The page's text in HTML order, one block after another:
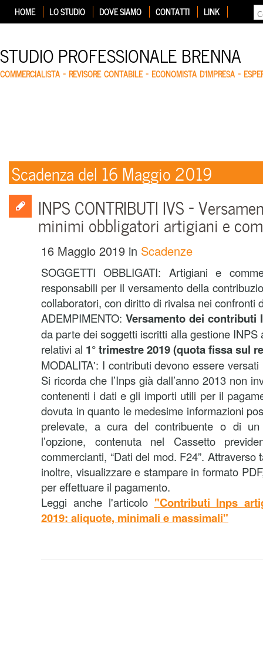
HOME LO STUDIO DOVE SIAMO CONTATTI LINK
STUDIO PROFESSIONALE BRENNA
COMMERCIALISTA – REVISORE CONTABILE – ECONOMISTA D'IMPRESA –
Scadenza del 16 Maggio 2019
INPS CONTRIBUTI IVS –
minimi obbligatori artigiani e
16 Maggio 2019 in Scadenze
SOGGETTI OBBLIGATI: Artigiani e
responsabili per il versamento della
collaboratori, con diritto di rivalsa nei confronti
ADEMPIMENTO: Versamento dei contributi
da parte dei soggetti iscritti alla gestione
relativi al 1° trimestre 2019(quota fissa sul
MODALITA': I contributi devono essere
Si ricorda che l’Inps già dall’anno 2013 non
contenenti i dati e gli importi utili per il
dovuta in quanto le medesime informazioni
prelevate, a cura del contribuente o di
l’opzione, contenuta nel Cassetto
commercianti, “Dati del mod. F24”.
inoltre, visualizzare e stampare in formato
per effettuare il pagamento.
Leggi anche l'articolo "Contributi Inps
2019: aliquote, minimali e massimali"